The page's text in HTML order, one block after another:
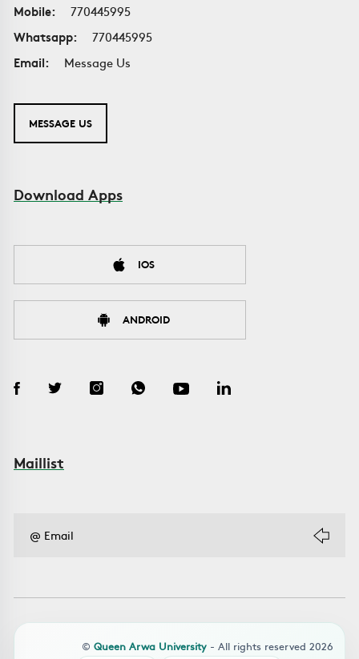
Mobile:
770445995
Whatsapp:
770445995
Email:
Message Us
MESSAGE US
Download Apps
IOS
ANDROID
Maillist
© Queen Arwa University - All rights reserved 2026